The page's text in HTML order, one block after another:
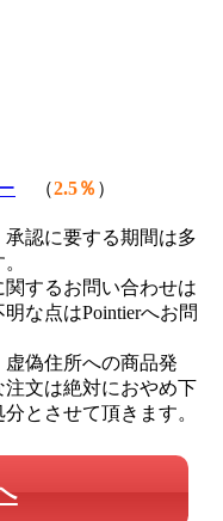
（2.5％ ）
認に要する期間は多
するお問い合わせは
な点はPointierへお問
偽住所への商品発
文は絶対におやめ下
とさせて頂きます。